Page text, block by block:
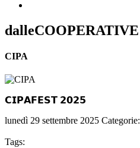
dalleCOOPERATIVE
CIPA
𝗖𝗜𝗣𝗔𝗙𝗘𝗦𝗧 𝟮𝟬𝟮𝟱
lunedì 29 settembre 2025 Categorie:
Tags: